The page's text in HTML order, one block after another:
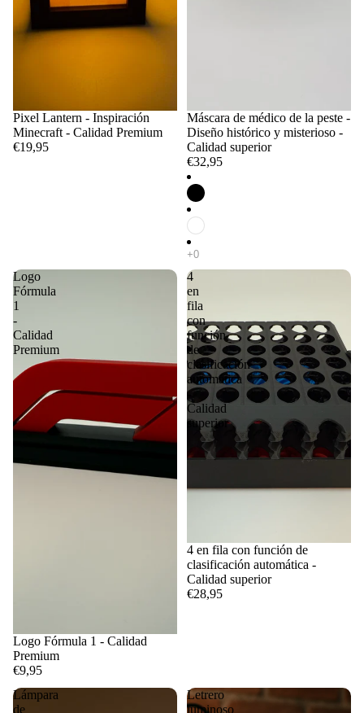
Pixel Lantern - Inspiración
Minecraft - Calidad Premium
€19,95
Máscara de médico de la peste -
Diseño histórico y misterioso -
Calidad superior
€32,95
Logo
Fórmula
1
-
Calidad
Premium
Logo Fórmula 1 - Calidad
Premium
€9,95
4
en
fila
con
función
de
clasificación
automática
-
Calidad
superior
4 en fila con función de
clasificación automática -
Calidad superior
€28,95
Lámpara
de
Letrero
luminoso